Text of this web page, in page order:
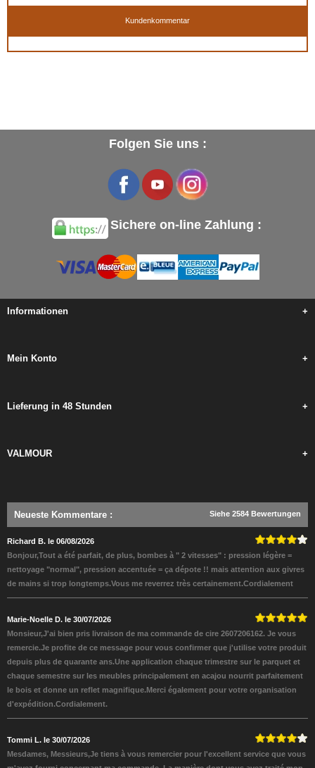
Kundenkommentar
Folgen Sie uns :
Sichere on-line Zahlung :
Informationen +
Mein Konto +
Lieferung in 48 Stunden +
VALMOUR +
Neueste Kommentare : Siehe 2584 Bewertungen
Richard B. le 06/08/2026
Bonjour,Tout a été parfait, de plus, bombes à " 2 vitesses" : pression légère =
nettoyage "normal", pression accentuée = ça dépote !! mais attention aux givres
de mains si trop longtemps.Vous me reverrez très certainement.Cordialement
Marie-Noelle D. le 30/07/2026
Monsieur,J'ai bien pris livraison de ma commande de cire 2607206162. Je vous
remercie.Je profite de ce message pour vous confirmer que j'utilise votre produit
depuis plus de quarante ans.Une application chaque trimestre sur le parquet et
chaque semestre sur les meubles principalement en acajou nourrit parfaitement
le bois et donne un reflet magnifique.Merci également pour votre organisation
d'expédition.Cordialement.
Tommi L. le 30/07/2026
Mesdames, Messieurs,Je tiens à vous remercier pour l'excellent service que vous